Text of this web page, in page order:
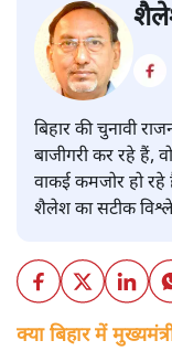
बिहार की चुनावी
बाजीगरी कर रहे हैं,
वाकई कमजोर हो रहे
शैलेश का सटीक
क्या बिहार में